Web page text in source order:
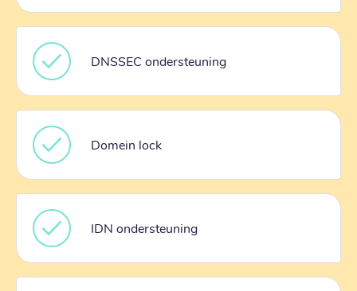
DNSSEC ondersteuning
Domein lock
IDN ondersteuning